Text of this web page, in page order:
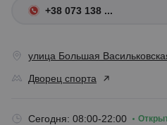
+38 073 138 ...
улица Большая
Дворец спорта
Сегодня: 08:00-22:00